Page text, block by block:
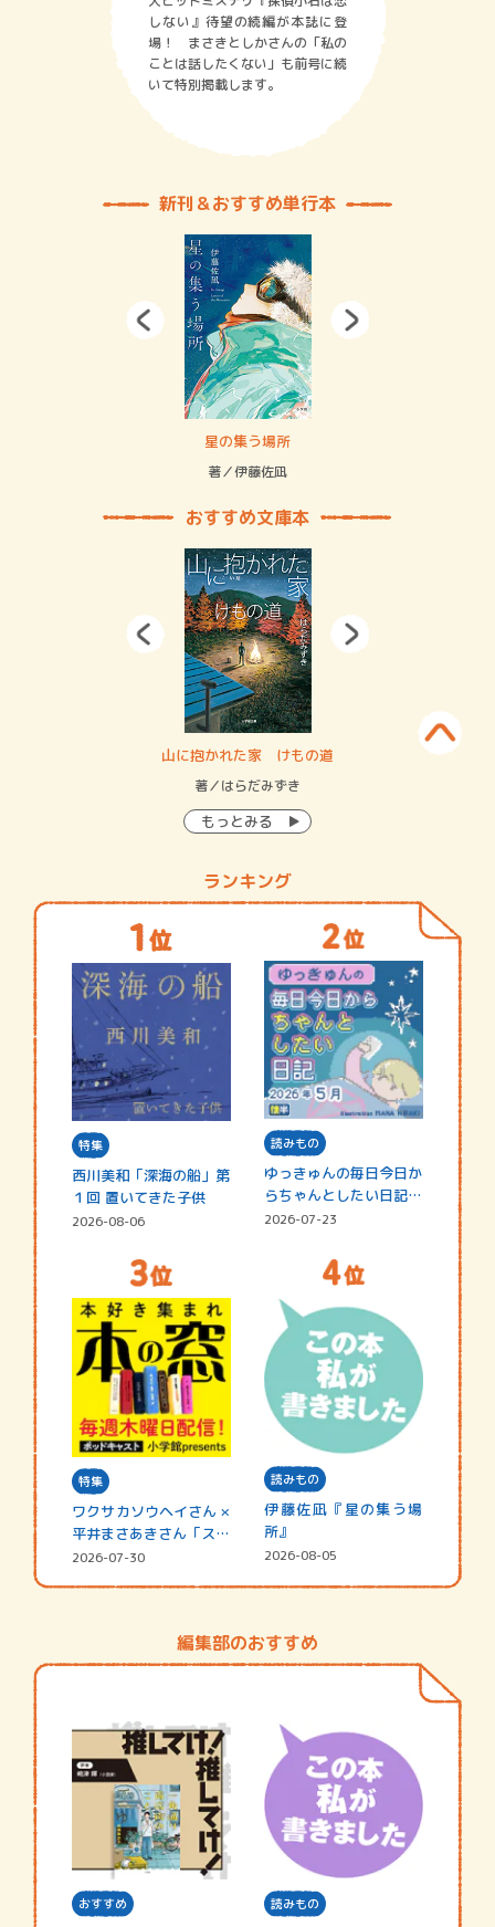
しない』待望の続編が本誌に登
場！ まさきとしかさんの「私の
ことは話したくない」も前号に続
いて特別掲載します。
新刊＆おすすめ単行本
星の集う場所
著／伊藤佐凪
おすすめ文庫本
山に抱かれた家 けもの道
著／はらだみずき
もっとみる
ランキング
特集
西川美和「深海の船」第
１回 置いてきた子供
2026-08-06
読みもの
ゆっきゅんの毎日今日か
らちゃんとしたい日記
☆202…
2026-07-23
特集
ワクサカソウヘイさん ×
平井まさあきさん「スペ
シャ…
2026-07-30
読みもの
伊藤佐凪『星の集う場
所』
2026-08-05
編集部のおすすめ
おすすめ 読みもの